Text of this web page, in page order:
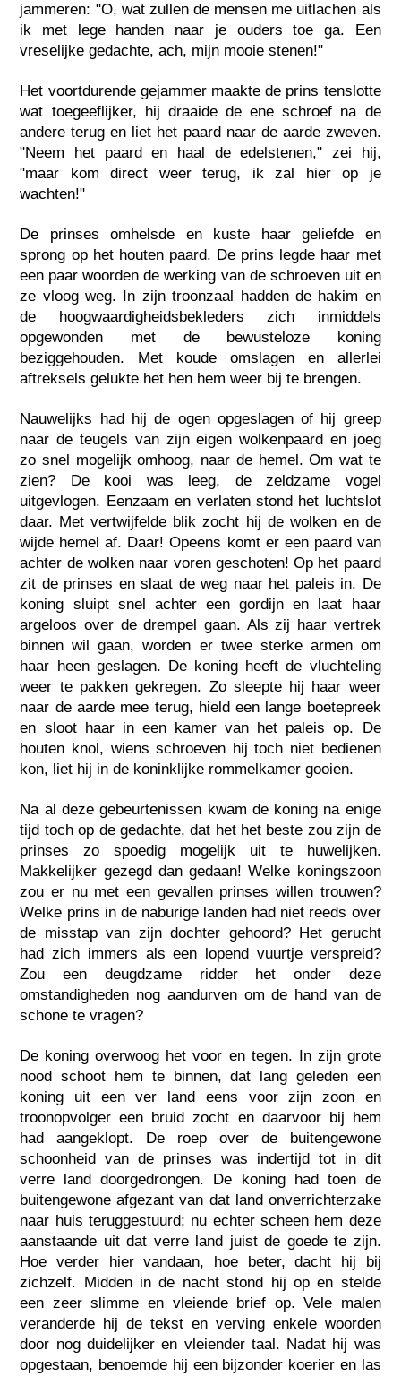
jammeren: "O, wat zullen de mensen me uitlachen als
ik met lege handen naar je ouders toe ga. Een
vreselijke gedachte, ach, mijn mooie stenen!"
Het voortdurende gejammer maakte de prins tenslotte
wat toegeeflijker, hij draaide de ene schroef na de
andere terug en liet het paard naar de aarde zweven.
"Neem het paard en haal de edelstenen," zei hij,
"maar kom direct weer terug, ik zal hier op je
wachten!"
De prinses omhelsde en kuste haar geliefde en
sprong op het houten paard. De prins legde haar met
een paar woorden de werking van de schroeven uit en
ze vloog weg. In zijn troonzaal hadden de hakim en
de hoogwaardigheidsbekleders zich inmiddels
opgewonden met de bewusteloze koning
beziggehouden. Met koude omslagen en allerlei
aftreksels gelukte het hen hem weer bij te brengen.
Nauwelijks had hij de ogen opgeslagen of hij greep
naar de teugels van zijn eigen wolkenpaard en joeg
zo snel mogelijk omhoog, naar de hemel. Om wat te
zien? De kooi was leeg, de zeldzame vogel
uitgevlogen. Eenzaam en verlaten stond het luchtslot
daar. Met vertwijfelde blik zocht hij de wolken en de
wijde hemel af. Daar! Opeens komt er een paard van
achter de wolken naar voren geschoten! Op het paard
zit de prinses en slaat de weg naar het paleis in. De
koning sluipt snel achter een gordijn en laat haar
argeloos over de drempel gaan. Als zij haar vertrek
binnen wil gaan, worden er twee sterke armen om
haar heen geslagen. De koning heeft de vluchteling
weer te pakken gekregen. Zo sleepte hij haar weer
naar de aarde mee terug, hield een lange boetepreek
en sloot haar in een kamer van het paleis op. De
houten knol, wiens schroeven hij toch niet bedienen
kon, liet hij in de koninklijke rommelkamer gooien.
Na al deze gebeurtenissen kwam de koning na enige
tijd toch op de gedachte, dat het het beste zou zijn de
prinses zo spoedig mogelijk uit te huwelijken.
Makkelijker gezegd dan gedaan! Welke koningszoon
zou er nu met een gevallen prinses willen trouwen?
Welke prins in de naburige landen had niet reeds over
de misstap van zijn dochter gehoord? Het gerucht
had zich immers als een lopend vuurtje verspreid?
Zou een deugdzame ridder het onder deze
omstandigheden nog aandurven om de hand van de
schone te vragen?
De koning overwoog het voor en tegen. In zijn grote
nood schoot hem te binnen, dat lang geleden een
koning uit een ver land eens voor zijn zoon en
troonopvolger een bruid zocht en daarvoor bij hem
had aangeklopt. De roep over de buitengewone
schoonheid van de prinses was indertijd tot in dit
verre land doorgedrongen. De koning had toen de
buitengewone afgezant van dat land onverrichterzake
naar huis teruggestuurd; nu echter scheen hem deze
aanstaande uit dat verre land juist de goede te zijn.
Hoe verder hier vandaan, hoe beter, dacht hij bij
zichzelf. Midden in de nacht stond hij op en stelde
een zeer slimme en vleiende brief op. Vele malen
veranderde hij de tekst en verving enkele woorden
door nog duidelijker en vleiender taal. Nadat hij was
opgestaan, benoemde hij een bijzonder koerier en las